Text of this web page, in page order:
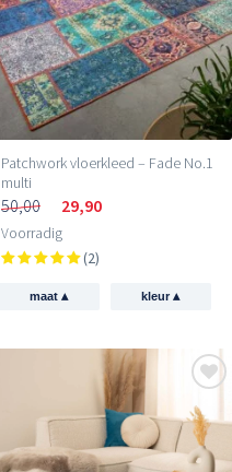
Patchwork vloerkleed – Fade No.1
multi
50,00 29,90
Voorradig
(2)
maat ▴ kleur▴